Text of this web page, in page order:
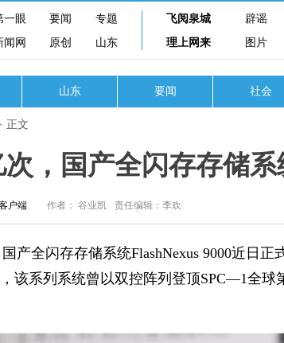
一眼 要闻
专题
闻网 原创 山东
飞阅泉城 辟谣
理上网来
图片
山东 要闻 社会
正文
，国产全闪存存储
户端 作者： 谷业凯 责任编辑：李欢
全闪存存储系统FlashNexus 9000近日正
该系列系统曾以双控阵列登顶SPC—1全球